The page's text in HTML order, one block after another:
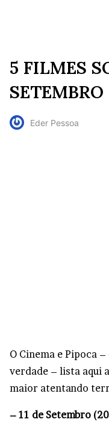
5 FILMES
SETEMBRO
Eder Pessoa
O Cinema e Pipoca
verdade – lista aqui
maior atentando
– 11 de Setembro